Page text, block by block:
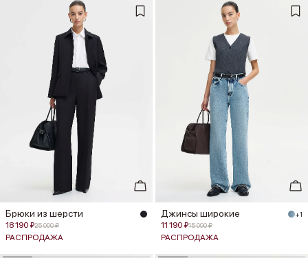
Брюки из шерсти
18 190 ₽25 990 ₽
РАСПРОДАЖА
Джинсы широкие +1
11 190 ₽15 990 ₽
РАСПРОДАЖА